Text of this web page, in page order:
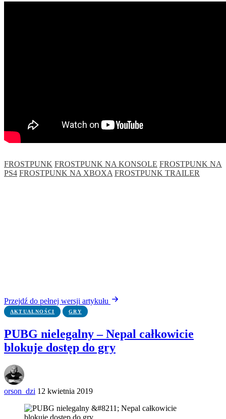
FROSTPUNK FROSTPUNK NA KONSOLE FROSTPUNK NA
PS4 FROSTPUNK NA XBOXA FROSTPUNK TRAILER
Przejdź do pełnej wersji artykułu
AKTUALNOŚCI GRY
PUBG nielegalny – Nepal całkowicie
blokuje dostęp do gry
orson_dzi 12 kwietnia 2019